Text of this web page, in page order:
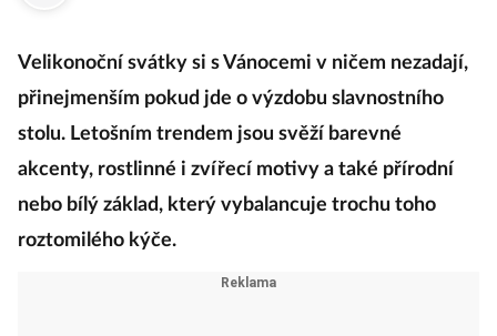
Velikonoční svátky si s Vánocemi v ničem nezadají,
přinejmenším pokud jde o výzdobu slavnostního
stolu. Letošním trendem jsou svěží barevné
akcenty, rostlinné i zvířecí motivy a také přírodní
nebo bílý základ, který vybalancuje trochu toho
roztomilého kýče.